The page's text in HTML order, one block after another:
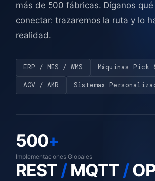
más de 500 fábricas. Díganos
conectar: trazaremos la ruta y lo
realidad.
ERP / MES / WMS Máquinas Pick
AGV / AMR Sistemas
500+
Implementaciones Globales
REST/MQTT/